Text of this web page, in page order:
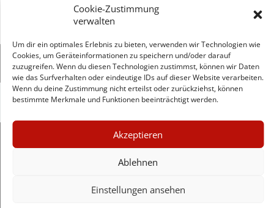
Cookie-Zustimmung
verwalten
Um dir ein optimales Erlebnis zu bieten, verwenden wir Technologien wie
Cookies, um Geräteinformationen zu speichern und/oder darauf
zuzugreifen. Wenn du diesen Technologien zustimmst, können wir Daten
wie das Surfverhalten oder eindeutige IDs auf dieser Website verarbeiten.
Wenn du deine Zustimmung nicht erteilst oder zurückziehst, können
bestimmte Merkmale und Funktionen beeinträchtigt werden.
Akzeptieren
Ablehnen
Einstellungen ansehen
Impressum Datenschutzerklärung
© Copyright Hintergrund.de, 2015 - 2026
Zum Newsletter jetzt kostenlos
erscheint ca. alle 4 Wochen
Anmelden
×